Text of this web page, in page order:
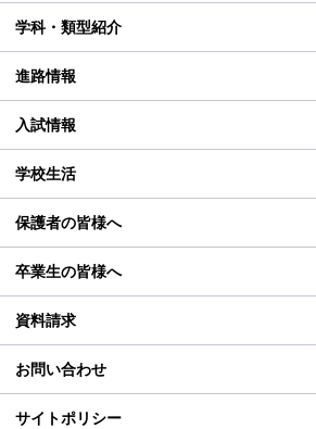
ごあいさつ、沿革
動画で見る学校案内、SUMIRE100-Fes
施設紹介
アクセス
め対策基本方針
学科・類型紹介
普通科Ⅱ類
普通科Ⅰ類
滋賀短での学び
進路情報
進路サポート
合格者メッセージ
進路実績
滋賀短期大学への推薦制度
入試情報
オープンスクール
オープンスクールレポート
2026年度（令和8年度）募集概要
過去の入試問題
学校生活
部活動、生徒会行事
制服紹介
海外研修旅行
学校行事
保護者の皆様へ
保護者の皆様へ
PT通信
卒業生の皆様へ
各種証明書交付について
同窓会事務局よりお知らせ
同窓会報（すみれ）、すみれweb
資料請求
お問い合わせ
サイトポリシー